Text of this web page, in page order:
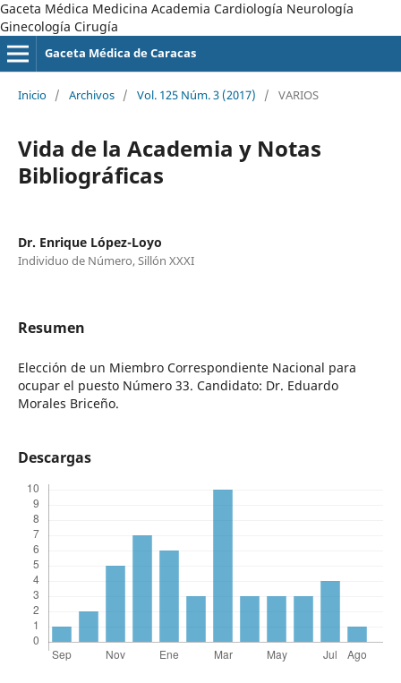
Gaceta Médica Medicina Academia Cardiología Neurología
Ginecología Cirugía
Gaceta Médica de Caracas
Inicio / Archivos / Vol. 125 Núm. 3 (2017) / VARIOS
Vida de la Academia y Notas
Bibliográficas
Dr. Enrique López-Loyo
Individuo de Número, Sillón XXXI
Resumen
Elección de un Miembro Correspondiente Nacional para
ocupar el puesto Número 33. Candidato: Dr. Eduardo
Morales Briceño.
Descargas